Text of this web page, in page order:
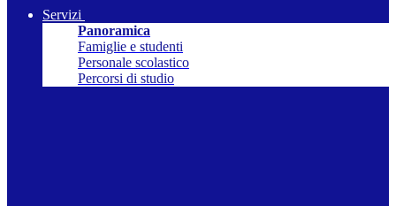
Servizi
Panoramica
Famiglie e studenti
Personale scolastico
Percorsi di studio